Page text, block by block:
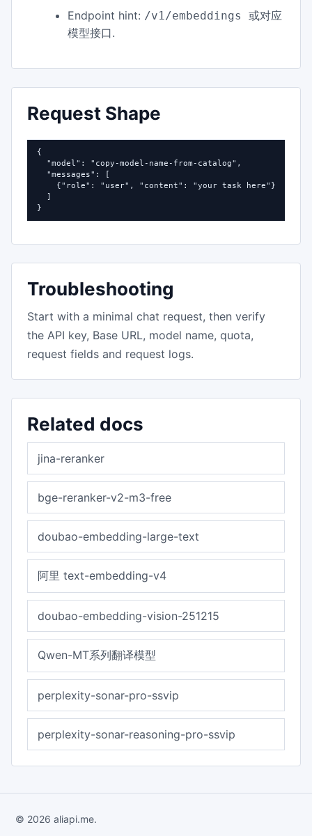
Endpoint hint: /v1/embeddings 或对应
模型接口.
Request Shape
{
  "model": "copy-model-name-from-catalog",
  "messages": [
    {"role": "user", "content": "your task here"}
  ]
}
Troubleshooting
Start with a minimal chat request, then verify
the API key, Base URL, model name, quota,
request fields and request logs.
Related docs
jina-reranker
bge-reranker-v2-m3-free
doubao-embedding-large-text
阿里 text-embedding-v4
doubao-embedding-vision-251215
Qwen-MT系列翻译模型
perplexity-sonar-pro-ssvip
perplexity-sonar-reasoning-pro-ssvip
© 2026 aliapi.me.